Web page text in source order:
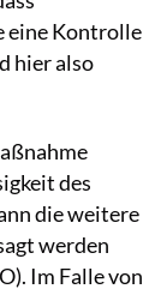
eine Kontrolle
hier also
des
die weitere
werden
Im Falle von